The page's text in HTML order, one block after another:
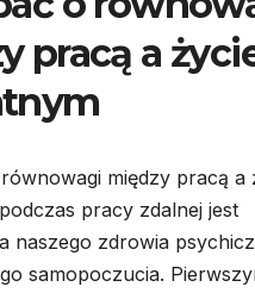
pracą a
między pracą a
pracy zdalnej jest
naszego zdrowia
samopoczucia.